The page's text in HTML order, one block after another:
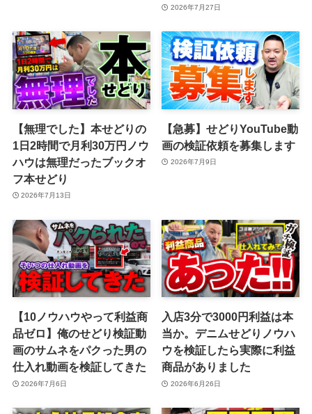
2026年7月27日
【無理でした】本せどりの
1日2時間で月利30万円ノウ
ハウは無理だったブックオ
フ本せどり
2026年7月13日
【急募】せどりYouTube動
画の検証依頼を募集します
2026年7月9日
【10ノウハウやって利益商
品ゼロ】俺のせどり検証動
画のサムネをパクった男の
仕入れ動画を検証してきた
2026年7月6日
入店3分で3000円利益は本
当か。デニムせどりノウハ
ウを検証したら実際に利益
商品がありました
2026年6月26日